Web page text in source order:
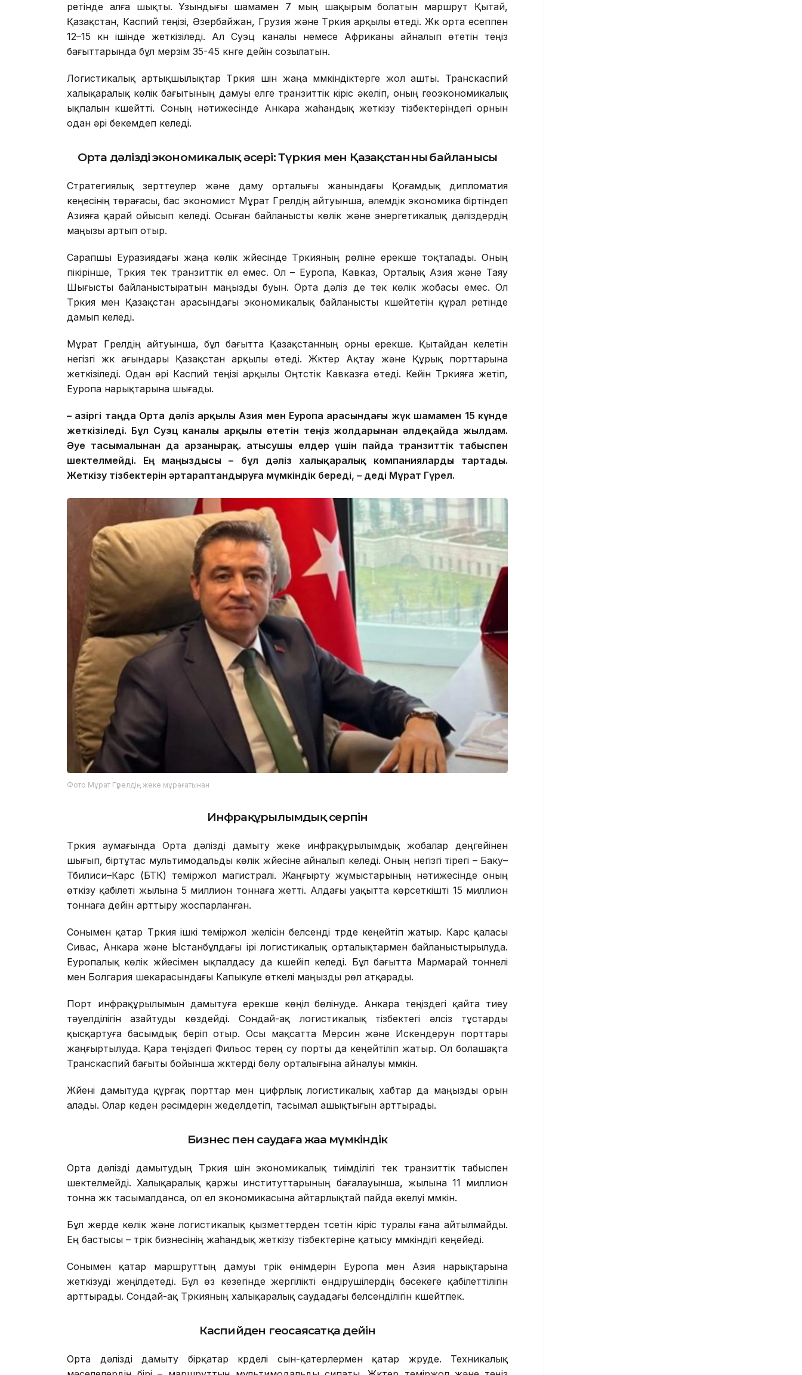
ретінде алға шықты. Ұзындығы шамамен 7 мың шақырым болатын маршрут Қытай,
Қазақстан, Каспий теңізі, Әзербайжан, Грузия және Түркия арқылы өтеді. Жүк орта есеппен
12–15 күн ішінде жеткізіледі. Ал Суэц каналы немесе Африканы айналып өтетін теңіз
бағыттарында бұл мерзім 35-45 күнге дейін созылатын.
Логистикалық артықшылықтар Түркия үшін жаңа мүмкіндіктерге жол ашты. Транскаспий
халықаралық көлік бағытының дамуы елге транзиттік кіріс әкеліп, оның геоэкономикалық
ықпалын күшейтті. Соның нәтижесінде Анкара жаһандық жеткізу тізбектеріндегі орнын
одан әрі бекемдеп келеді.
Орта дәліздің экономикалық әсері: Түркия мен Қазақстанныңбайланысы
Стратегиялық зерттеулер және даму орталығы жанындағы Қоғамдық дипломатия
кеңесінің төрағасы, бас экономист Мұрат Гүрелдің айтуынша, әлемдік экономика біртіндеп
Азияға қарай ойысып келеді. Осыған байланысты көлік және энергетикалық дәліздердің
маңызы артып отыр.
Сарапшы Еуразиядағы жаңа көлік жүйесінде Түркияның рөліне ерекше тоқталады. Оның
пікірінше, Түркия тек транзиттік ел емес. Ол – Еуропа, Кавказ, Орталық Азия және Таяу
Шығысты байланыстыратын маңызды буын. Орта дәліз де тек көлік жобасы емес. Ол
Түркия мен Қазақстан арасындағы экономикалық байланысты күшейтетін құрал ретінде
дамып келеді.
Мұрат Гүрелдің айтуынша, бұл бағытта Қазақстанның орны ерекше. Қытайдан келетін
негізгі жүк ағындары Қазақстан арқылы өтеді. Жүктер Ақтау және Құрық порттарына
жеткізіледі. Одан әрі Каспий теңізі арқылы Оңтүстік Кавказға өтеді. Кейін Түркияға жетіп,
Еуропа нарықтарына шығады.
– Қазіргі таңда Орта дәліз арқылы Азия мен Еуропа арасындағы жүк шамамен 15 күнде
жеткізіледі. Бұл Суэц каналы арқылы өтетін теңіз жолдарынан әлдеқайда жылдам.
Әуе тасымалынан да арзанырақ. Қатысушы елдер үшін пайда транзиттік табыспен
шектелмейді. Ең маңыздысы – бұл дәліз халықаралық компанияларды тартады.
Жеткізу тізбектерін әртараптандыруға мүмкіндік береді, – деді Мұрат Гүрел.
Фото Мұрат Гүрелдің жеке мұрағатынан
Инфрақұрылымдық серпін
Түркия аумағында Орта дәлізді дамыту жеке инфрақұрылымдық жобалар деңгейінен
шығып, біртұтас мультимодальды көлік жүйесіне айналып келеді. Оның негізгі тірегі – Баку–
Тбилиси–Карс (БТК) теміржол магистралі. Жаңғырту жұмыстарының нәтижесінде оның
өткізу қабілеті жылына 5 миллион тоннаға жетті. Алдағы уақытта көрсеткішті 15 миллион
тоннаға дейін арттыру жоспарланған.
Сонымен қатар Түркия ішкі теміржол желісін белсенді түрде кеңейтіп жатыр. Карс қаласы
Сивас, Анкара және Ыстанбұлдағы ірі логистикалық орталықтармен байланыстырылуда.
Еуропалық көлік жүйесімен ықпалдасу да күшейіп келеді. Бұл бағытта Мармарай тоннелі
мен Болгария шекарасындағы Капыкуле өткелі маңызды рөл атқарады.
Порт инфрақұрылымын дамытуға ерекше көңіл бөлінуде. Анкара теңіздегі қайта тиеу
тәуелділігін азайтуды көздейді. Сондай-ақ логистикалық тізбектегі әлсіз тұстарды
қысқартуға басымдық беріп отыр. Осы мақсатта Мерсин және Искендерун порттары
жаңғыртылуда. Қара теңіздегі Фильос терең су порты да кеңейтіліп жатыр. Ол болашақта
Транскаспий бағыты бойынша жүктерді бөлу орталығына айналуы мүмкін.
Жүйені дамытуда құрғақ порттар мен цифрлық логистикалық хабтар да маңызды орын
алады. Олар кеден рәсімдерін жеделдетіп, тасымал ашықтығын арттырады.
Бизнес пен саудаға жаңа мүмкіндік
Орта дәлізді дамытудың Түркия үшін экономикалық тиімділігі тек транзиттік табыспен
шектелмейді. Халықаралық қаржы институттарының бағалауынша, жылына 11 миллион
тонна жүк тасымалданса, ол ел экономикасына айтарлықтай пайда әкелуі мүмкін.
Бұл жерде көлік және логистикалық қызметтерден түсетін кіріс туралы ғана айтылмайды.
Ең бастысы – түрік бизнесінің жаһандық жеткізу тізбектеріне қатысу мүмкіндігі кеңейеді.
Сонымен қатар маршруттың дамуы түрік өнімдерін Еуропа мен Азия нарықтарына
жеткізуді жеңілдетеді. Бұл өз кезегінде жергілікті өндірушілердің бәсекеге қабілеттілігін
арттырады. Сондай-ақ Түркияның халықаралық саудадағы белсенділігін күшейтпек.
Каспийден геосаясатқа дейін
Орта дәлізді дамыту бірқатар күрделі сын-қатерлермен қатар жүруде. Техникалық